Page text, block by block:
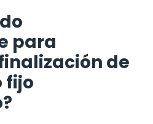
para
de
fijo